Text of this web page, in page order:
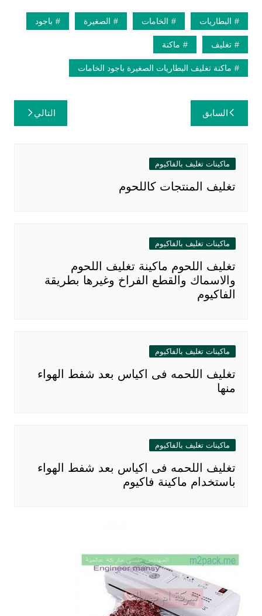
البطاريات الخامات الصغيرة باجود
تغليف ماكنة
ماكنة تغليف البطاريات الصغيرة باجود الخامات
تصفّح
المقالات
السابق التالي
ماكينات تغليف بالفاكيوم
تغليف المنتجات كاللحوم
ماكينات تغليف بالفاكيوم
تغليف اللحوم ماكينة تغليف اللحوم
والاسماك والقطع الفراخ وغيرها بطريقة
الفاكيوم
ماكينات تغليف بالفاكيوم
تغليف اللحمه فى اكياس بعد شفط الهواء
منها
ماكينات تغليف بالفاكيوم
تغليف اللحمه فى اكياس بعد شفط الهواء
باستخدام ماكينة فاكيوم